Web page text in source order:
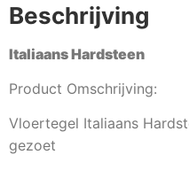
Beschrijving
Italiaans Hardsteen
Product Omschrijving:
Vloertegel Italiaans
gezoet